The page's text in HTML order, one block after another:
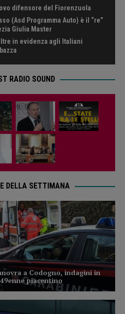
difensore del Fiorenzuola
(Asd Programma Auto) è il “re”
Giulia Master
in evidenza agli Italiani
RADIO SOUND
DELLA SETTIMANA